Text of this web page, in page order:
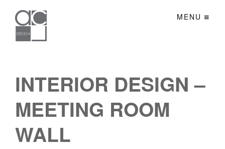
MENU
INTERIOR DESIGN –
MEETING ROOM
WALL